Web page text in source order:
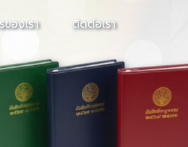
ของเรา ติดต่อเรา